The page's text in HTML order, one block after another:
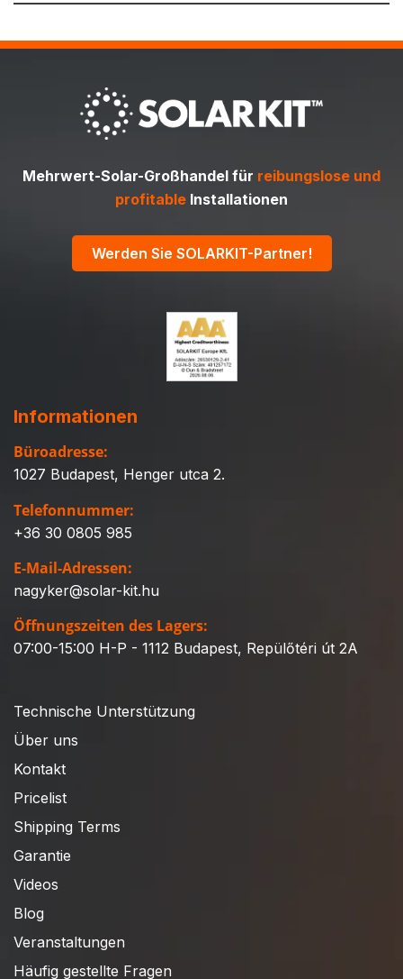
Mehrwert-Solar-Großhandel für reibungslose und
profitable Installationen
Werden Sie SOLARKIT-Partner!
Informationen
Büroadresse:
1027 Budapest, Henger utca 2.
Telefonnummer:
+36 30 0805 985
E-Mail-Adressen:
nagyker@solar-kit.hu
Öffnungszeiten des Lagers:
07:00-15:00 H-P - 1112 Budapest, Repülőtéri út 2A
Technische Unterstützung
Über uns
Kontakt
Pricelist
Shipping Terms
Garantie
Videos
Blog
Veranstaltungen
Häufig gestellte Fragen